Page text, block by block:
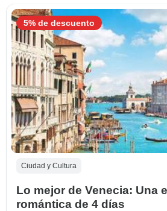
Ciudad y Cultura
Lo mejor de Venecia: Una
romántica de 4 días
5% de descuento